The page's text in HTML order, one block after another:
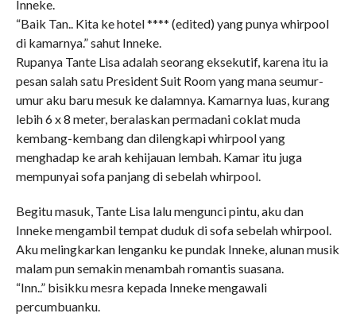
Inneke.
“Baik Tan.. Kita ke hotel **** (edited) yang punya whirpool
di kamarnya.” sahut Inneke.
Rupanya Tante Lisa adalah seorang eksekutif, karena itu ia
pesan salah satu President Suit Room yang mana seumur-
umur aku baru mesuk ke dalamnya. Kamarnya luas, kurang
lebih 6 x 8 meter, beralaskan permadani coklat muda
kembang-kembang dan dilengkapi whirpool yang
menghadap ke arah kehijauan lembah. Kamar itu juga
mempunyai sofa panjang di sebelah whirpool.
Begitu masuk, Tante Lisa lalu mengunci pintu, aku dan
Inneke mengambil tempat duduk di sofa sebelah whirpool.
Aku melingkarkan lenganku ke pundak Inneke, alunan musik
malam pun semakin menambah romantis suasana.
“Inn..” bisikku mesra kepada Inneke mengawali
percumbuanku.